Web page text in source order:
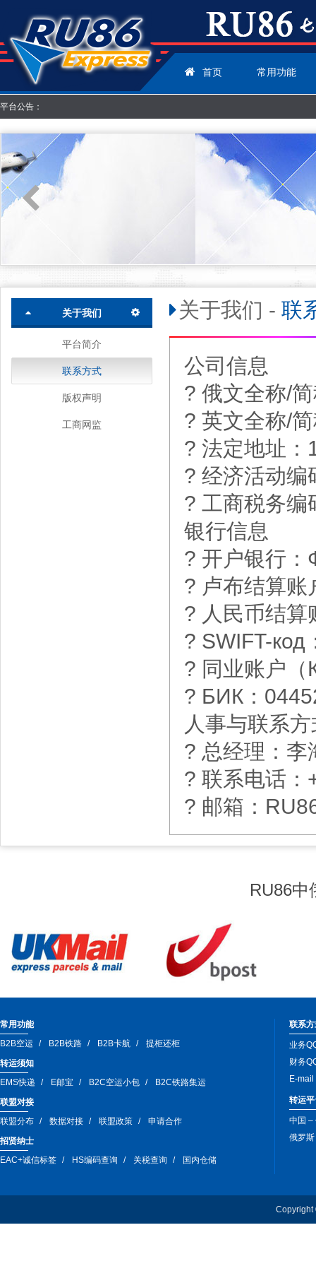
首页 常用功能
平台公告：
关于我们
平台简介
联系方式
版权声明
工商网监
关于我们 - 联
公司信息
? 俄文全称/
? 英文全称/
? 法定地址
? 经济活动
? 工商税务
银行信息
? 开户银行
? 卢布结算
? 人民币结
? SWIFT-код
? 同业账户（
? БИК：
人事与联系
? 总经理：
? 联系电话：
? 邮箱：
RU86
常用功能
B2B空运
B2B铁路 B2B卡航
提柜还柜
转运须知
EMS快递
E邮宝 B2C空运小包
B2C铁路集运
联盟对接
联盟分布
数据对接 联盟政策
申请合作
招贤纳士
EAC+诚信标签
HS编码查询 关税查询 国内仓储
联系
业务
财务
E-
转运
中国 –
俄罗
Copyright